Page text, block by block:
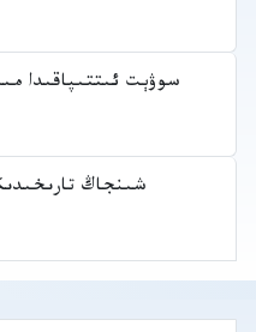
سوۋېت ئىتتىپاقىدا
شىنجاڭ